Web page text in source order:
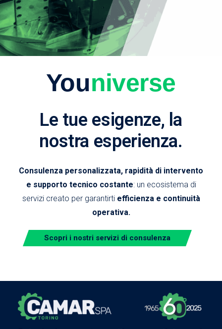
Youniverse
Le tue esigenze, la
nostra esperienza.
Consulenza personalizzata, rapidità di intervento
e supporto tecnico costante: un ecosistema di
servizi creato per garantirti efficienza e continuità
operativa.
Scopri i nostri servizi di consulenza